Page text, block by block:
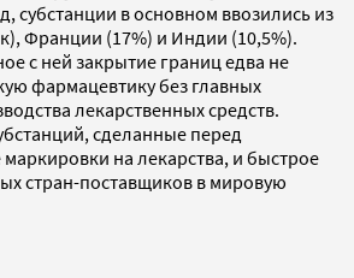
субстанции в основном ввозились из
Франции (17%) и Индии (10,5%).
с ней закрытие границ едва не
фармацевтику без главных
лекарственных средств.
сделанные перед
на лекарства, и быстрое
стран-поставщиков в мировую